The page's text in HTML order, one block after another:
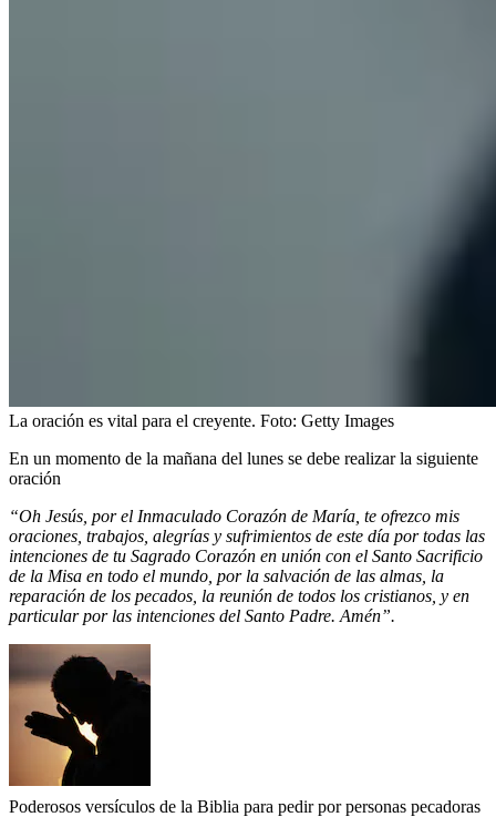
La oración es vital para el creyente. Foto: Getty Images
En un momento de la mañana del lunes se debe realizar la siguiente
oración
“Oh Jesús, por el Inmaculado Corazón de María, te ofrezco mis
oraciones, trabajos, alegrías y sufrimientos de este día por todas las
intenciones de tu Sagrado Corazón en unión con el Santo Sacrificio
de la Misa en todo el mundo, por la salvación de las almas, la
reparación de los pecados, la reunión de todos los cristianos, y en
particular por las intenciones del Santo Padre. Amén”.
Poderosos versículos de la Biblia para pedir por personas pecadoras